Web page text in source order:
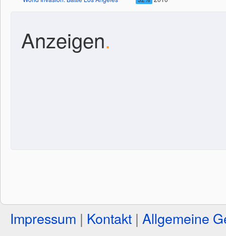
Anzeigen.
Impressum | Kontakt | Allgemeine